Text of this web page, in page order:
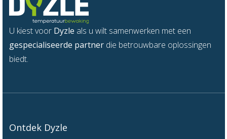
U kiest voor Dyzle als u wilt samenwerken met een
gespecialiseerde partner die betrouwbare oplossingen
biedt.
Ontdek Dyzle